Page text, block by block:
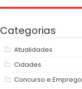
Categorias
Atualidades
Cidades
Concurso e Emprego